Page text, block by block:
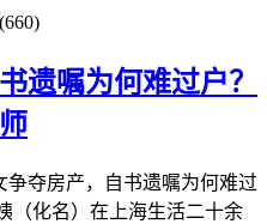
遗嘱为何难过户？
争夺房产，自书遗嘱为何难过
（化名）在上海生活二十余